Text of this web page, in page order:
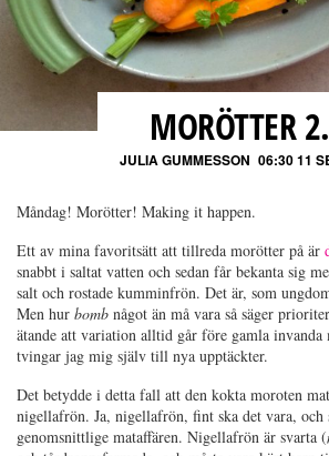
MORÖTTER
JULIA GUMMESSON 06:30 11
Måndag! Morötter! Making it happen.
Ett av mina favoritsätt att tillreda morötter på är
snabbt i saltat vatten och sedan får bekanta sig
salt och rostade kumminfrön. Det är, som
Men hur bomb något än må vara så säger
ätande att variation alltid går före gamla invanda
tvingar jag mig själv till nya upptäckter.
Det betydde i detta fall att den kokta moroten
nigellafrön. Ja, nigellafrön, fint ska det vara,
genomsnittlige mataffären. Nigellafrön är svarta (